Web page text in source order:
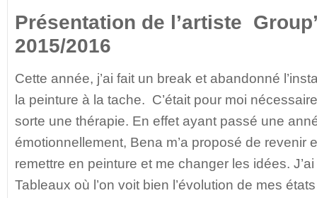
Présentation de l’artiste
2015/2016
Cette année, j’ai fait un break et abandonné
la peinture à la tache. C’était pour moi
sorte une thérapie. En effet ayant passé une
émotionnellement, Bena m’a proposé de revenir
remettre en peinture et me changer les idées.
Tableaux où l’on voit bien l’évolution de mes